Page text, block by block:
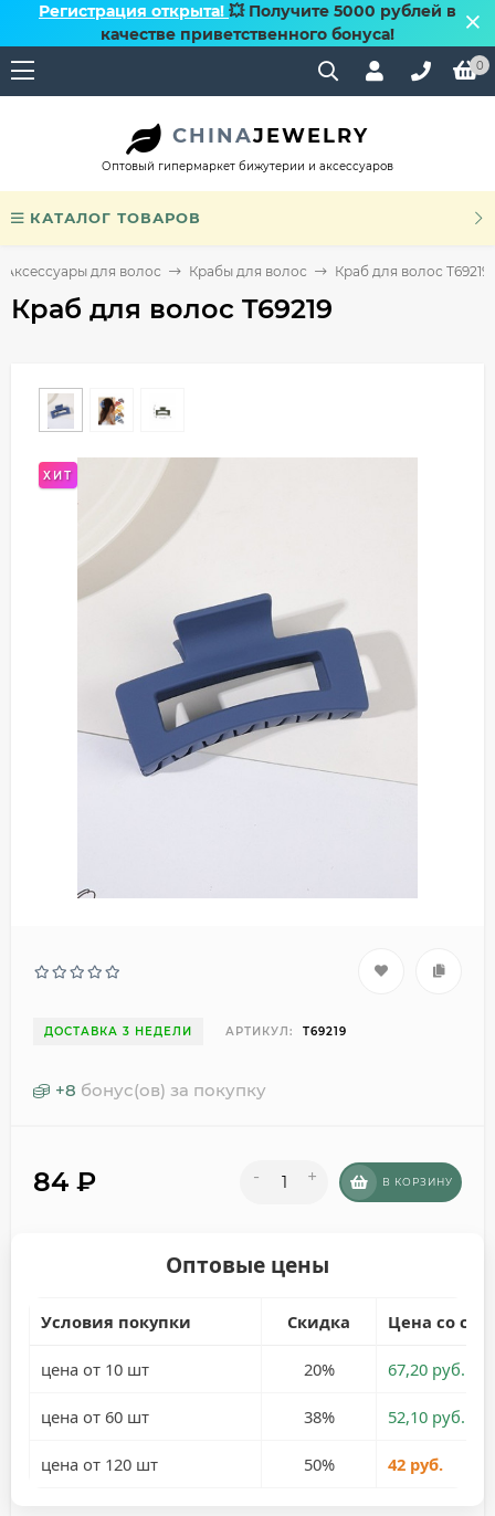
Регистрация открыта! 💥 Получите 5000 рублей в
качестве приветственного бонуса!
0
CHINAJEWELRY
Оптовый гипермаркет бижутерии и аксессуаров
КАТАЛОГ ТОВАРОВ
Аксессуары для волос Крабы для волос Краб для волос T69219
Краб для волос T69219
ХИТ
ДОСТАВКА 3 НЕДЕЛИ АРТИКУЛ: T69219
+8 бонус(ов) за покупку
84 ₽ - + В КОРЗИНУ
Оптовые цены
Условия покупки Скидка Цена со
цена от 10 шт 20% 67,20 руб.
цена от 60 шт 38% 52,10 руб.
цена от 120 шт 50% 42 руб.